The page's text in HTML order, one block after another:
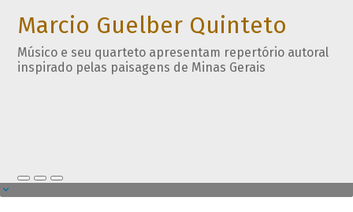
Marcio Guelber Quinteto
Músico e seu quarteto apresentam repertório autoral
inspirado pelas paisagens de Minas Gerais